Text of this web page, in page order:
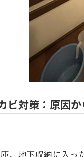
ビ対策：原因
、地下収納に入